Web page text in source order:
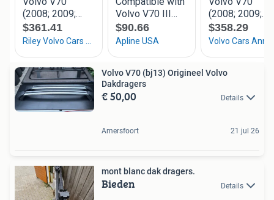
Volvo V70 (bj13) Origineel Volvo
Dakdragers
€ 50,00 Details
Amersfoort 21 jul 26
mont blanc dak dragers.
Bieden Details